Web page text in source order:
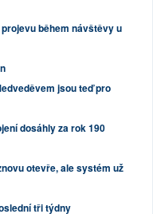
během návštěvy u
jsou teď pro
dosáhly za rok 190
otevře, ale systém už
tři týdny